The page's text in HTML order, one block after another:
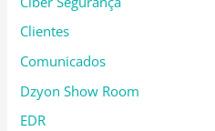
Clientes
Comunicados
Dzyon Show Room
EDR